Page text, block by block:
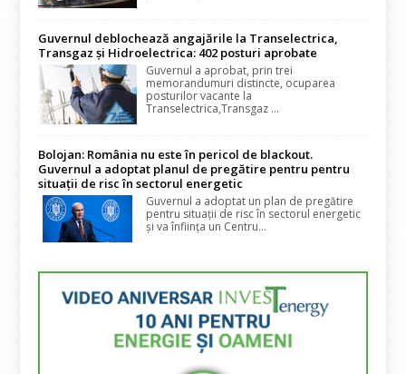
Guvernul deblochează angajările la Transelectrica,
Transgaz și Hidroelectrica: 402 posturi aprobate
Guvernul a aprobat, prin trei
memorandumuri distincte, ocuparea
posturilor vacante la
Transelectrica,Transgaz ...
Bolojan: România nu este în pericol de blackout.
Guvernul a adoptat planul de pregătire pentru pentru
situații de risc în sectorul energetic
Guvernul a adoptat un plan de pregătire
pentru situații de risc în sectorul energetic
și va înființa un Centru...